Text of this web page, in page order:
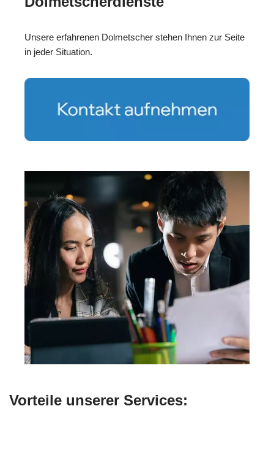
Unsere erfahrenen Dolmetscher stehen Ihnen zur Seite
in jeder Situation.
Vorteile unserer Services: